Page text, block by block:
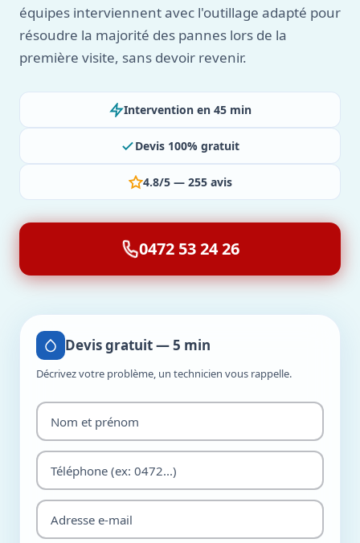
équipes interviennent avec l'outillage adapté pour
résoudre la majorité des pannes lors de la
première visite, sans devoir revenir.
Intervention en 45 min
Devis 100% gratuit
4.8/5 — 255 avis
0472 53 24 26
Devis gratuit — 5 min
Décrivez votre problème, un technicien vous rappelle.